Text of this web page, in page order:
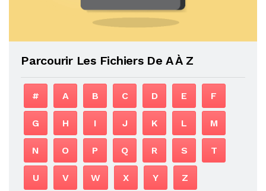
Parcourir Les Fichiers De A À Z
# A B C D E F
G H I J K L M
N O P Q R S T
U V W X Y Z